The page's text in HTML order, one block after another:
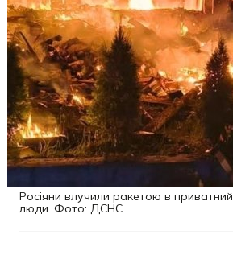
Росіяни влучили ракетою в
люди. Фото: ДСНС